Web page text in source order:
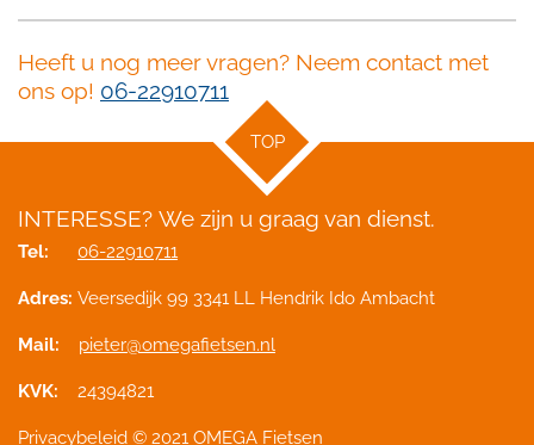
Heeft u nog meer vragen? Neem contact met
ons op! 06-22910711
TOP
INTERESSE? We zijn u graag van dienst.
Tel: 06-22910711
Adres: Veersedijk 99 3341 LL Hendrik Ido Ambacht
Mail: pieter@omegafietsen.nl
KVK: 24394821
Privacybeleid © 2021 OMEGA Fietsen